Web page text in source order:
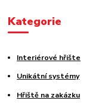
Kategorie
Interiérové hřište
Unikátní systémy
Hřiště na zakázku